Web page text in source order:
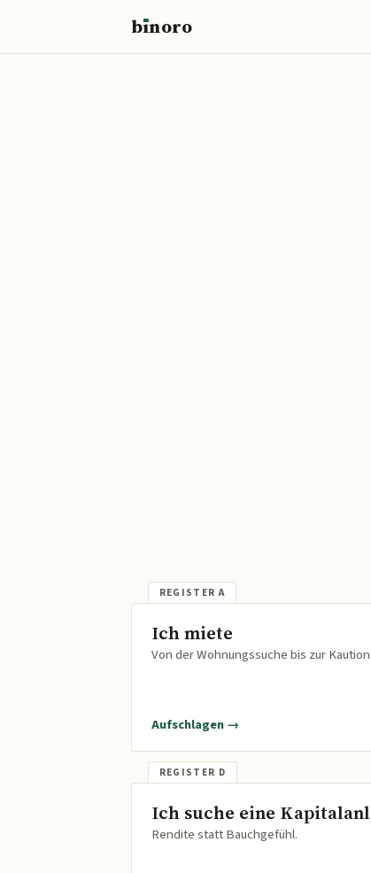
bınoro
Ich miete
Von der Wohnungssuche bis zur Kaution.
Aufschlagen →
Ich suche eine
Rendite statt Bauchgefühl.